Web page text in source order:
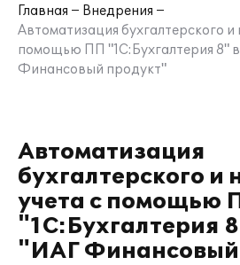
Главная
Внедрения
Автоматизация бухгалтерского и
помощью ПП "1С:Бухгалтерия 8"
Финансовый продукт"
Автоматизация
бухгалтерского и
учета с помощью
"1С:Бухгалтерия
"ИАГ Финансовый